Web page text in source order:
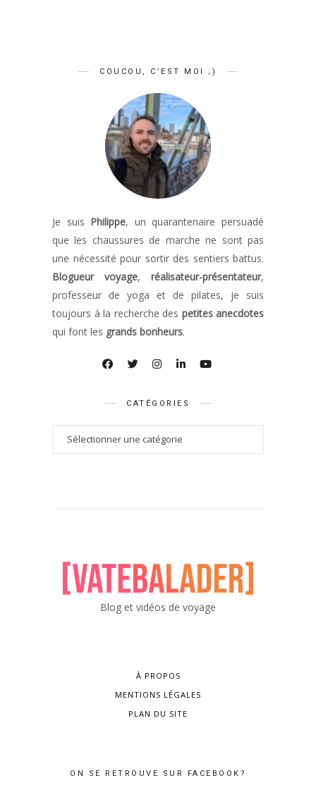
COUCOU, C’EST MOI ;)
Je suis Philippe, un quarantenaire persuadé
que les chaussures de marche ne sont pas
une nécessité pour sortir des sentiers battus.
Blogueur voyage, réalisateur-présentateur,
professeur de yoga et de pilates, je suis
toujours à la recherche des petites anecdotes
qui font les grands bonheurs.
CATÉGORIES
Blog et vidéos de voyage
À PROPOS
MENTIONS LÉGALES
PLAN DU SITE
ON SE RETROUVE SUR FACEBOOK?